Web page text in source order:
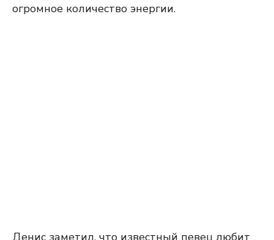
огромное количество энергии.
Денис заметил, что известный певец любит